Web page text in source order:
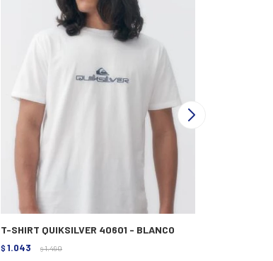
T-SHIRT QUIKSILVER 40601 - BLANCO
$ 1.043 $ 1.490